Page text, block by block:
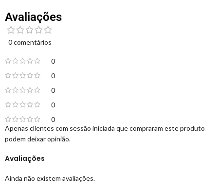
Avaliações
0 comentários
0
0
0
0
0
Avaliações
Ainda não existem avaliações.
Apenas clientes com sessão iniciada que compraram este produto
podem deixar opinião.